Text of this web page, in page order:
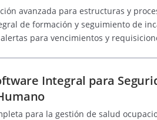
avanzada para estructuras y
de formación y seguimiento de
para vencimientos y
Integral para
para la gestión de salud